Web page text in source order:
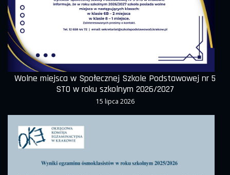
Wolne miejsca w Społecznej Szkole Podstawowej nr 5
STO w roku szkolnym 2026/2027
15 lipca 2026